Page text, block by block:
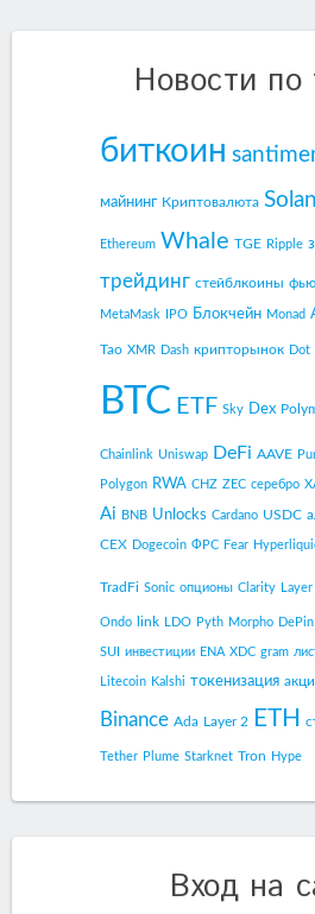
Новости по
биткоин
майнинг Криптовалюта
Ethereum Whale TGE Ripple
трейдинг стейблкоины
MetaMask IPO Блокчейн Monad
Tao XMR Dash крипторынок Dot
BTC ETF Sky Dex
Chainlink Uniswap DeFi AAVE
Polygon RWA CHZ ZEC серебро
Ai BNB Unlocks Cardano USDC
CEX Dogecoin ФРС Fear
TradFi Sonic опционы Clarity Layer
Ondo link LDO Pyth Morpho DePin
SUI инвестиции ENA XDC gram
Litecoin Kalshi токенизация
Binance Ada Layer 2 ETH
Tether Plume Starknet Tron Hype
Вход на